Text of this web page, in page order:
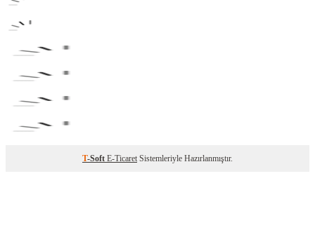
T-Soft E-Ticaret Sistemleriyle Hazırlanmıştır.